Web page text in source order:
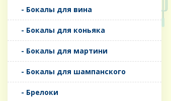
- Бокалы для вина
- Бокалы для коньяка
- Бокалы для мартини
- Бокалы для шампанского
- Брелоки